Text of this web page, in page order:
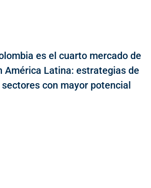
es el cuarto mercado de
América Latina: estrategias de
con mayor potencial